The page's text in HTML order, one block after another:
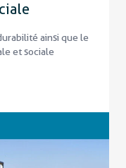
ainsi que le
et sociale